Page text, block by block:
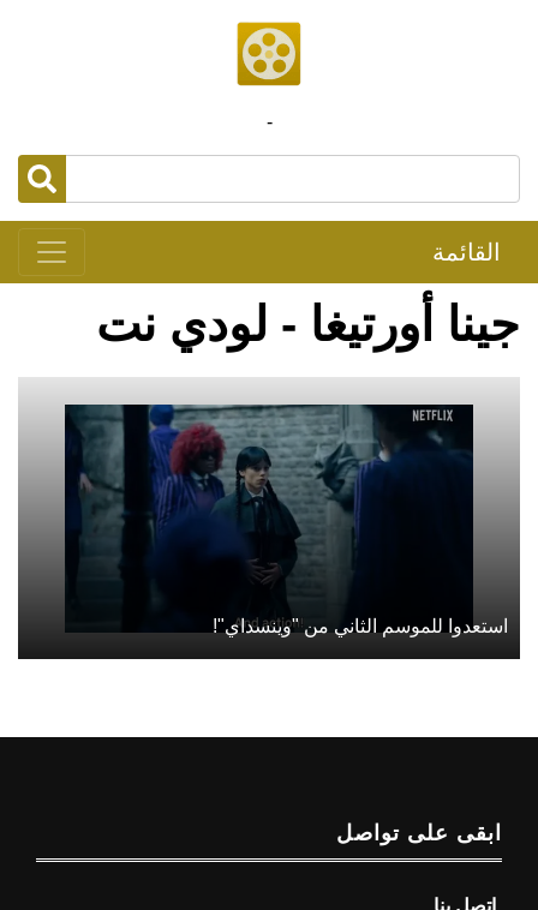
-
القائمة
جينا أورتيغا - لودي نت
استعدوا للموسم الثاني من "وينسداي"!
ابقى على تواصل